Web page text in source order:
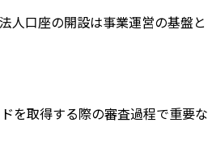
人口座の開設は事業運営の基盤と
を取得する際の審査過程で重要な